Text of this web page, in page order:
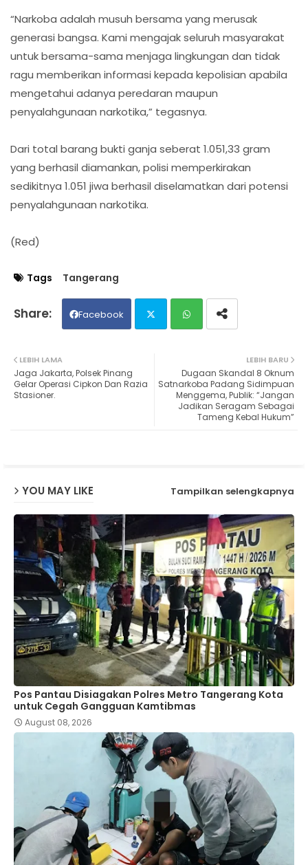
“Narkoba adalah musuh bersama yang merusak
generasi bangsa. Kami mengajak seluruh masyarakat
untuk bersama-sama menjaga lingkungan dan tidak
ragu memberikan informasi kepada kepolisian apabila
mengetahui adanya peredaran maupun
penyalahgunaan narkotika,” tegasnya.
Dari total barang bukti ganja seberat 1.051,33 gram
yang berhasil diamankan, polisi memperkirakan
sedikitnya 1.051 jiwa berhasil diselamatkan dari potensi
penyalahgunaan narkotika.
(Red)
Tags Tangerang
Facebook
ats
ap
LEBIH BARU
Dugaan Skandal 8 Oknum
Satnarkoba Padang Sidimpuan
Menggema, Publik: “Jangan
Jadikan Seragam Sebagai
Tameng Kebal Hukum”
LEBIH LAMA
Jaga Jakarta, Polsek Pinang
Gelar Operasi Cipkon Dan Razia
Stasioner.
YOU MAY LIKE Tampilkan selengkapnya
Pos Pantau Disiagakan Polres Metro Tangerang Kota
untuk Cegah Gangguan Kamtibmas
August 08, 2026